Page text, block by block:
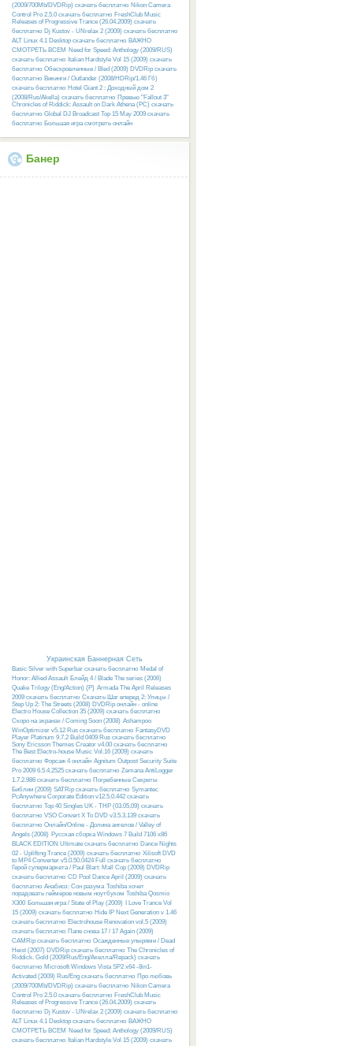
(2009/700Mb/DVDRip) скачать бесплатно Nikon Camera
Control Pro 2.5.0 скачать бесплатно FreshClub Music
Releases of Progressive Trance (26.04.2009) скачать
бесплатно Dj Kustov - UNrelax 2 (2009) скачать бесплатно
ALT Linux 4.1 Desktop скачать бесплатно ВАЖНО
СМОТРЕТЬ ВСЕМ Need for Speed: Anthology (2009/RUS)
скачать бесплатно Italian Hardstyle Vol 15 (2009) скачать
бесплатно Обескровленные / Bled (2009) DVDRip скачать
бесплатно Викинги / Outlander (2008/HDRip/1.46 Гб)
скачать бесплатно Hotel Giant 2 : Доходный дом 2
(2008/Rus/Akella) скачать бесплатно Превью "Fallout 3"
Chronicles of Riddick: Assault on Dark Athena (PC) скачать
бесплатно Global DJ Broadcast Top 15 May 2009 скачать
бесплатно Большая игра смотреть онлайн
Банер
Украинская Баннерная Сеть
Basic Silver with Superbar скачать бесплатно Medal of
Honor: Allied Assault Блейд 4 / Blade The series (2006)
Quake Trilogy (Eng/Action) {P} Armada The April Releases
2009 скачать бесплатно Скачать Шаг вперед 2: Улицы /
Step Up 2: The Streets (2008) DVDRip онлайн - online
Electro House Collection 35 (2009) скачать бесплатно
Скоро на экранах / Coming Soon (2008) Ashampoo
WinOptimizer v5.12 Rus скачать бесплатно FantasyDVD
Player Platinum 9.7.2 Build 0409 Rus скачать бесплатно
Sony Ericsson Themes Creator v4.00 скачать бесплатно
The Best Electro-house Music Vol.16 (2009) скачать
бесплатно Форсаж 4 онлайн Agnitum Outpost Security Suite
Pro 2009 6.5.4.2525 скачать бесплатно Zemana AntiLogger
1.7.2.986 скачать бесплатно Погребенные Секреты
Библии (2009) SATRip скачать бесплатно Symantec
PcAnywhere Corporate Edition v12.5.0.442 скачать
бесплатно Top 40 Singles UK - THP (03.05.09) скачать
бесплатно VSO Convert X To DVD v3.5.3.139 скачать
бесплатно Онлайн/Online - Долина ангелов / Valley of
Angels (2008) Русcкая сборка Windows 7 Build 7106 x86
BLACK EDITION Ultimate скачать бесплатно Dance Nights
02 - Uplifting Trance (2009) скачать бесплатно Xilisoft DVD
to MP4 Converter v5.0.50.0424 Full скачать бесплатно
Герой супермаркета / Paul Blart: Mall Cop (2009) DVDRip
скачать бесплатно CD Pool Dance April (2009) скачать
бесплатно Анабиоз: Сон разума Toshiba хочет
порадовать геймеров новым ноутбуком Toshiba Qosmio
X300 Большая игра / State of Play (2009) I Love Trance Vol
15 (2009) скачать бесплатно Hide IP Next Generation v 1.46
скачать бесплатно Electrohouse Renovation vol.5 (2009)
скачать бесплатно Папе снова 17 / 17 Again (2009)
CAMRip скачать бесплатно Осажденные упырями / Dead
Heist (2007) DVDRip скачать бесплатно The Chronicles of
Riddick. Gold (2009/Rus/Eng/Акелла/Repack) скачать
бесплатно Microsoft Windows Vista SP2 x64 -8in1-
Activated (2009) Rus/Eng скачать бесплатно Про любовь
(2009/700Mb/DVDRip) скачать бесплатно Nikon Camera
Control Pro 2.5.0 скачать бесплатно FreshClub Music
Releases of Progressive Trance (26.04.2009) скачать
бесплатно Dj Kustov - UNrelax 2 (2009) скачать бесплатно
ALT Linux 4.1 Desktop скачать бесплатно ВАЖНО
СМОТРЕТЬ ВСЕМ Need for Speed: Anthology (2009/RUS)
скачать бесплатно Italian Hardstyle Vol 15 (2009) скачать